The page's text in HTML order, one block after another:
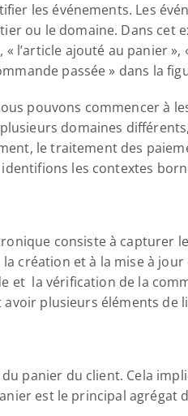
les événements. Les
ou le domaine. Dans cet
l’article ajouté au panier
passée » dans la
pouvons commencer à
domaines
le traitement des
les contextes
consiste à capturer
création et à la mise à
la vérification de la
plusieurs éléments de
panier du client. Cela
est le principal agrégat